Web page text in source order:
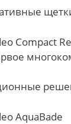
Compact
AquaBade